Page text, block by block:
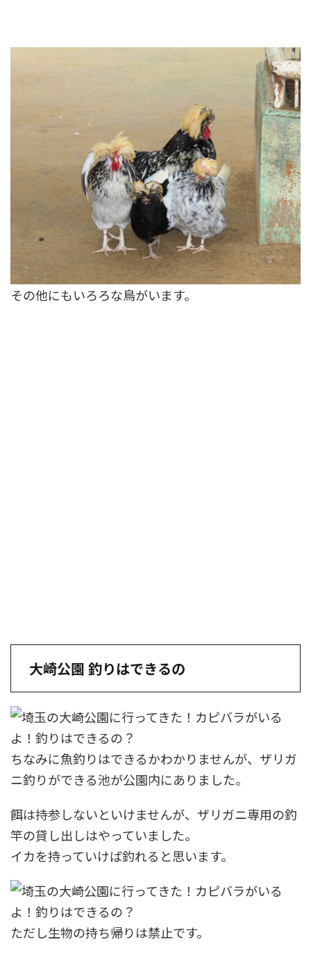
その他にもいろろな鳥がいます。
大崎公園 釣りはできるの
ちなみに魚釣りはできるかわかりませんが、ザリガ
ニ釣りができる池が公園内にありました。
餌は持参しないといけませんが、ザリガニ専用の釣
竿の貸し出しはやっていました。
イカを持っていけば釣れると思います。
ただし生物の持ち帰りは禁止です。